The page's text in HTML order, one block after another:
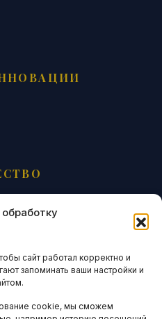
сайт работал корректно и
запоминать ваши настройки и
cookie, мы сможем